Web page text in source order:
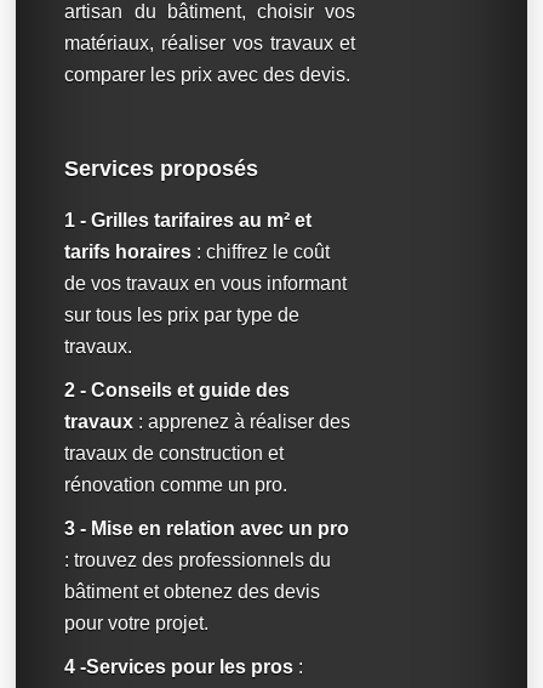
artisan du bâtiment, choisir vos
matériaux, réaliser vos travaux et
comparer les prix avec des devis.
Services proposés
1 - Grilles tarifaires au m² et
tarifs horaires : chiffrez le coût
de vos travaux en vous informant
sur tous les prix par type de
travaux.
2 - Conseils et guide des
travaux : apprenez à réaliser des
travaux de construction et
rénovation comme un pro.
3 - Mise en relation avec un pro
: trouvez des professionnels du
bâtiment et obtenez des devis
pour votre projet.
4 -Services pour les pros :